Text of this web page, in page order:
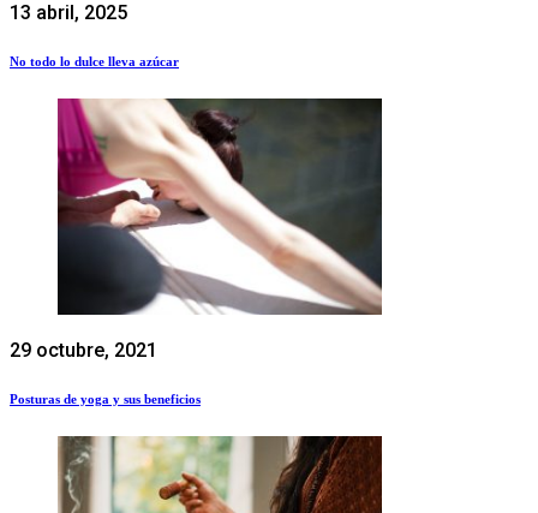
13 abril, 2025
No todo lo dulce lleva azúcar
29 octubre, 2021
Posturas de yoga y sus beneficios